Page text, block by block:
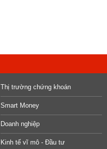
Thị trường chứng khoán
Smart Money
Doanh nghiệp
Kinh tế vĩ mô - Đầu tư